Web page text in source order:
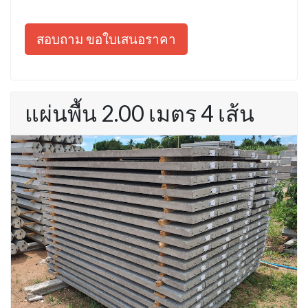
สอบถาม ขอใบเสนอราคา
แผ่นพื้น 2.00 เมตร 4 เส้น